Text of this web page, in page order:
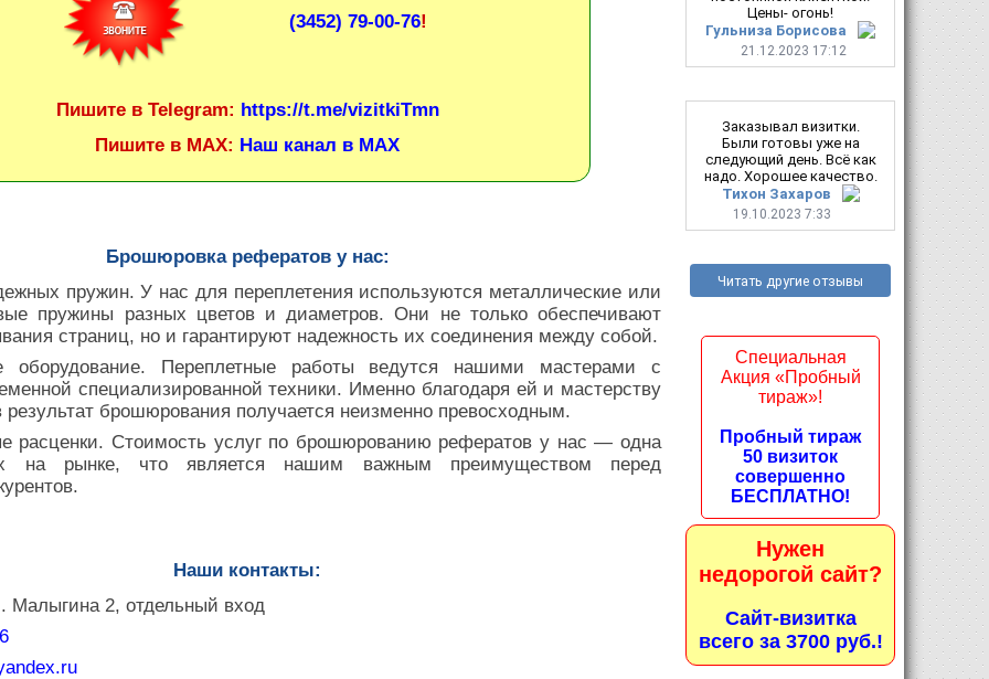
(3452) 79-00-76!
Пишите в Telegram: https://t.me/vizitkiTmn
Пишите в MAX: Наш канал в MAX
Брошюровка рефератов у нас:
пружин. У нас для переплетения используются металлические или
пружины разных цветов и диаметров. Они не только обеспечивают
страниц, но и гарантируют надежность их соединения между собой.
оборудование. Переплетные работы ведутся нашими мастерами с
специализированной техники. Именно благодаря ей и мастерству
результат брошюрования получается неизменно превосходным.
расценки. Стоимость услуг по брошюрованию рефератов у нас — одна
на рынке, что является нашим важным преимуществом перед
Наши контакты:
2, отдельный вход
Гульниза Борисова
21.12.2023 17:12
Цены- огонь!
Тихон Захаров
19.10.2023 7:33
Заказывал визитки.
Были готовы уже на
следующий день. Всё как
надо. Хорошее качество.
Читать другие отзывы
Специальная
Акция «Пробный
тираж»!
Пробный тираж
50 визиток
совершенно
БЕСПЛАТНО!
Нужен
недорогой сайт?
Сайт-визитка
всего за 3700 руб.!